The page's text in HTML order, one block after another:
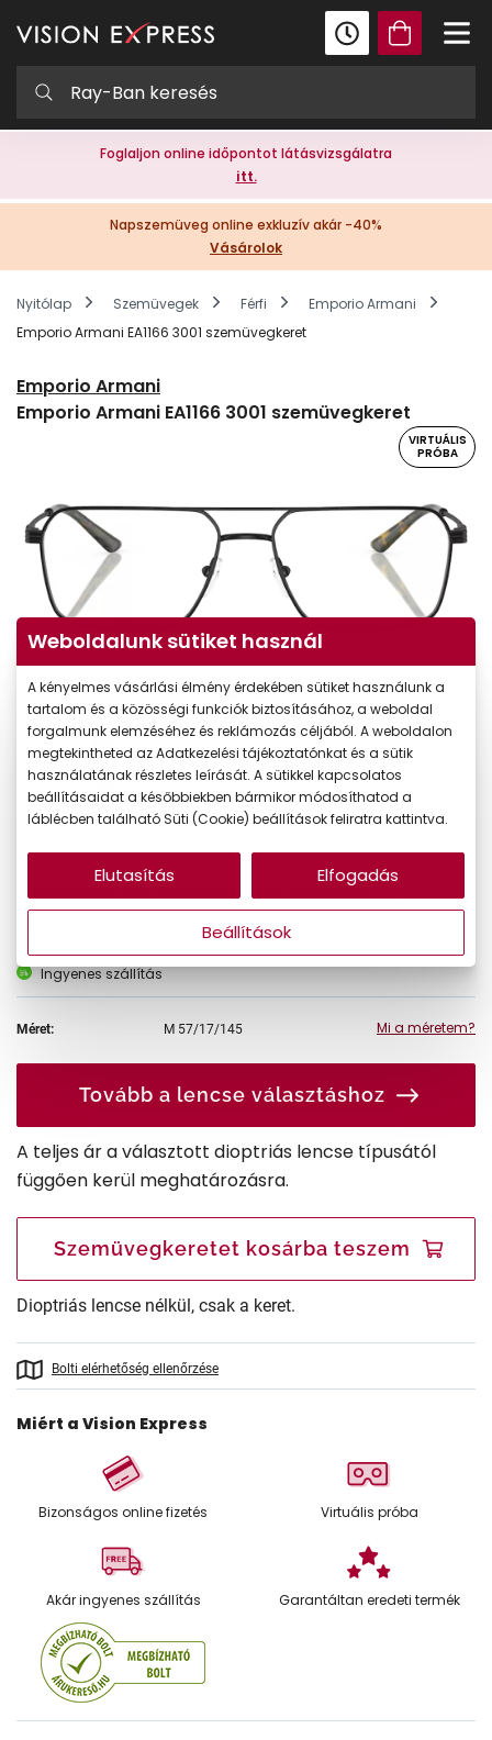
Foglaljon online időpontot látásvizsgálatra
itt.
Napszemüveg online exkluzív akár -40%
Vásárolok
Nyitólap Szemüvegek Férfi
Emporio Armani
Emporio Armani EA1166 3001 szemüvegkeret
Emporio Armani
Emporio Armani EA1166 3001 szemüvegkeret
VIRTUÁLIS
PRÓBA
A feltűntetett ár a szemüvegkeretre vonatkozik.
Ingyenes szállítás
Méret: M 57/17/145 Mi a méretem?
Tovább a lencse választáshoz
A teljes ár a választott dioptriás lencse típusától
függően kerül meghatározásra.
Szemüvegkeretet kosárba teszem
Dioptriás lencse nélkül, csak a keret.
Bolti elérhetőség ellenőrzése
Miért a Vision Express
Bizonságos online fizetés Virtuális próba
Akár ingyenes szállítás Garantáltan eredeti termék
Weboldalunk sütiket használ
A kényelmes vásárlási élmény érdekében sütiket használunk a
tartalom és a közösségi funkciók biztosításához, a weboldal
forgalmunk elemzéséhez és reklámozás céljából. A weboldalon
megtekintheted az Adatkezelési tájékoztatónkat és a sütik
használatának részletes leírását. A sütikkel kapcsolatos
beállításaidat a későbbiekben bármikor módosíthatod a
láblécben található Süti (Cookie) beállítások feliratra kattintva.
Beállítások
Elutasítás Elfogadás